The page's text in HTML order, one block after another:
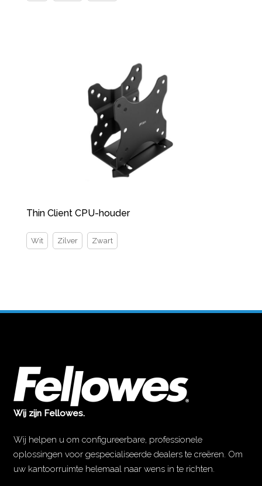
Thin Client CPU-houder
Wit Zilver Zwart
Wij zijn Fellowes.
Wij helpen u om configureerbare, professionele
oplossingen voor gespecialiseerde dealers te creëren. Om
uw kantoorruimte helemaal naar wens in te richten.